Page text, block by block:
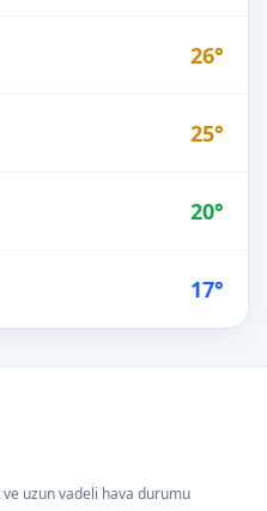
26°
25°
20°
17°
uzun vadeli hava durumu